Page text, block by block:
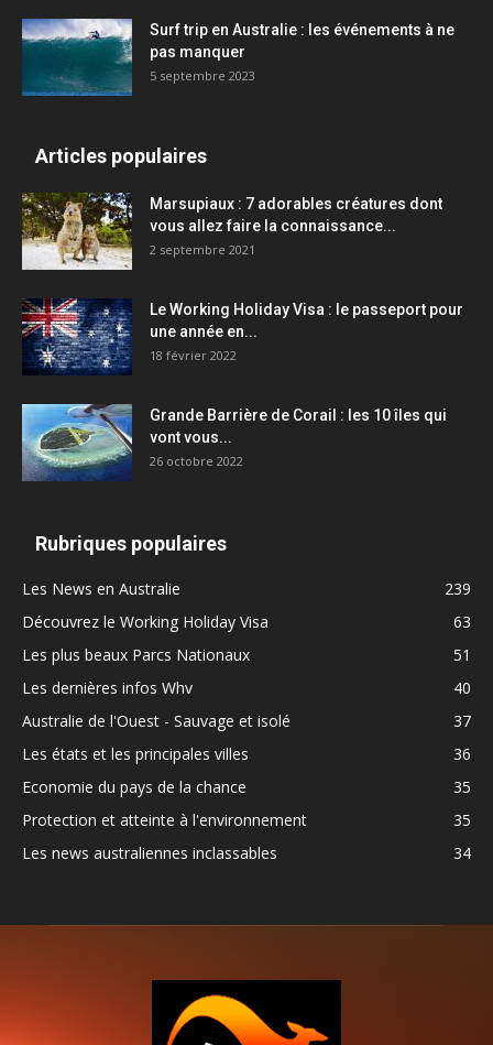
Surf trip en Australie : les événements à ne
pas manquer
5 septembre 2023
Articles populaires
Marsupiaux : 7 adorables créatures dont
vous allez faire la connaissance...
2 septembre 2021
Le Working Holiday Visa : le passeport pour
une année en...
18 février 2022
Grande Barrière de Corail : les 10 îles qui
vont vous...
26 octobre 2022
Rubriques populaires
Les News en Australie
239
Découvrez le Working Holiday Visa
63
Les plus beaux Parcs Nationaux
51
Les dernières infos Whv
40
Australie de l'Ouest - Sauvage et isolé
37
Les états et les principales villes
36
Economie du pays de la chance
35
Protection et atteinte à l'environnement
35
Les news australiennes inclassables
34